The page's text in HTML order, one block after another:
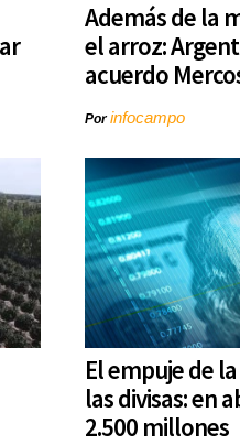
Además de la
el arroz:
acuerdo
Porinfocampo
El empuje de
las divisas: en
2.500 millones